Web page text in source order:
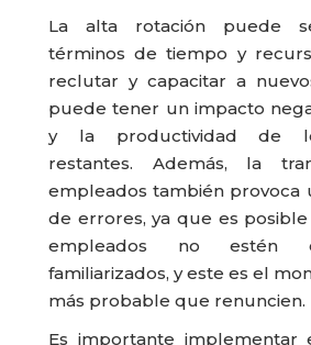
La alta rotación puede
términos de tiempo y
reclutar y capacitar a
puede tener un impacto
y la productividad de
restantes. Además, la
empleados también provoca
de errores, ya que es
empleados no estén
familiarizados, y este es el
más probable que renuncien.
Es importante implementar